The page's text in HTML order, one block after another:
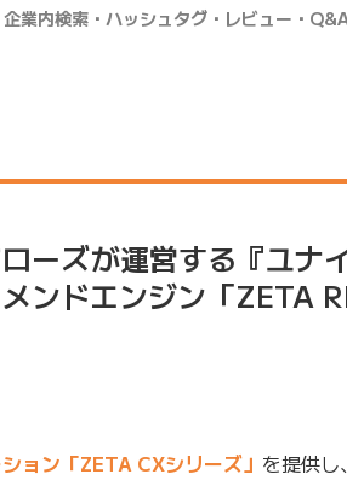
業内検索・ハッシュタグ・レビュー・
ーズが運営する『ユナ
ンドエンジン「ZETA
ョン「ZETA CXシリーズ」 を提供